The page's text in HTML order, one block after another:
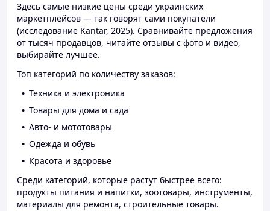
Здесь самые низкие цены среди украинских
маркетплейсов — так говорят сами покупатели
(исследование Kantar, 2025). Сравнивайте предложения
от тысяч продавцов, читайте отзывы с фото и видео,
выбирайте лучшее.
Топ категорий по количеству заказов:
Техника и электроника
Товары для дома и сада
Авто- и мототовары
Одежда и обувь
Красота и здоровье
Среди категорий, которые растут быстрее всего:
продукты питания и напитки, зоотовары, инструменты,
материалы для ремонта, строительные товары.